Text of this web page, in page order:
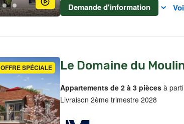
Demande d'information
OFFRE SPÉCIALE Le Domaine du
Appartements de 2 à 3 pièces à
Livraison 2ème trimestre 2028